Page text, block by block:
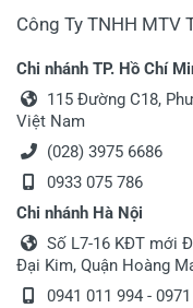
Công Ty TNHH MTV
Chi nhánh TP. Hồ Chí
115 Đường C18,
Việt Nam
(028) 3975 6686
0933 075 786
Chi nhánh Hà Nội
Số L7-16 KĐT mới
Đại Kim, Quận Hoàng
0941 011 994 -